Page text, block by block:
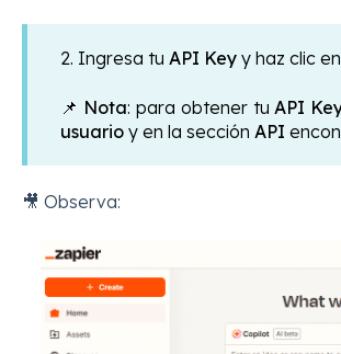
2. Ingresa tu API Keyy haz clic en
📌 Nota: para obtener tu API
usuarioy en la sección API
🎥 Observa: